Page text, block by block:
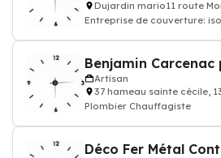
Dujardin mario11 route
Entreprise de couverture:
Benjamin
Artisan
37 hameau sainte cécile,
Plombier Chauffagiste
Déco Fer Métal